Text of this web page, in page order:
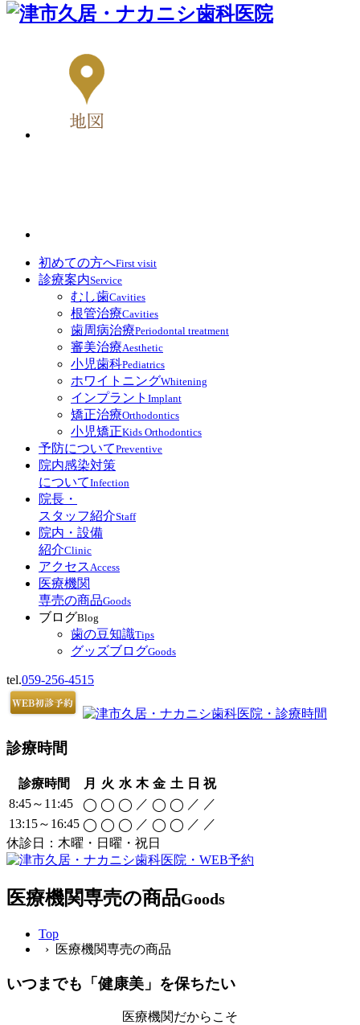
初めての方へFirst visit
診療案内Service
むし歯Cavities
根管治療Cavities
歯周病治療Periodontal treatment
審美治療Aesthetic
小児歯科Pediatrics
ホワイトニングWhitening
インプラント Implant
矯正治療Orthodontics
小児矯正Kids Orthodontics
予防についてPreventive
院内感染対策
についてInfection
院長・
スタッフ紹介Staff
院内・設備
紹介Clinic
アクセス Access
医療機関
専売の商品Goods
ブログBlog
歯の豆知識Tips
グッズブログGoods
tel.059-256-4515
診療時間
診療時間 月 火 水 木 金 土 日 祝
8:45～11:45
◯ ◯ ◯ ／ ◯ ◯ ／ ／
13:15～16:45 ◯ ◯ ◯ ／ ◯ ◯ ／ ／
休診日：木曜・日曜・祝日
医療機関専売の商品Goods
Top
› 医療機関専売の商品
いつまでも「健康美」を保ちたい
医療機関だからこそ